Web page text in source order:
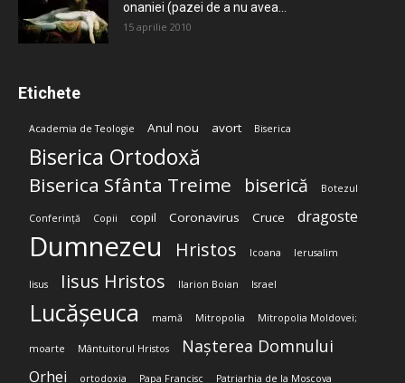
onaniei (pazei de a nu avea...
15 aprilie 2010
Etichete
Academia de Teologie Anul nou avort Biserica
Biserica Ortodoxă
Biserica Sfânta Treime biserică Botezul
Conferință Copii copil Coronavirus Cruce dragoste
Dumnezeu Hristos Icoana Ierusalim
Iisus Iisus Hristos Ilarion Boian Israel
Lucășeuca mamă Mitropolia Mitropolia Moldovei;
moarte Mântuitorul Hristos Nașterea Domnului
Orhei ortodoxia Papa Francisc Patriarhia de la Moscova